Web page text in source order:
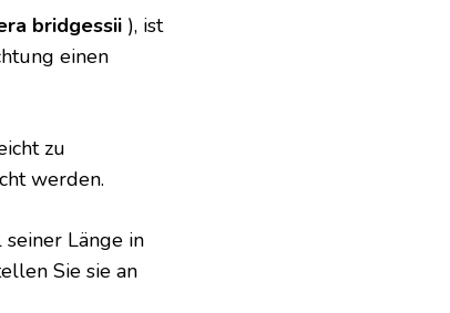
bridgessii ), ist
einen
zu
werden.
Länge in
Sie sie an